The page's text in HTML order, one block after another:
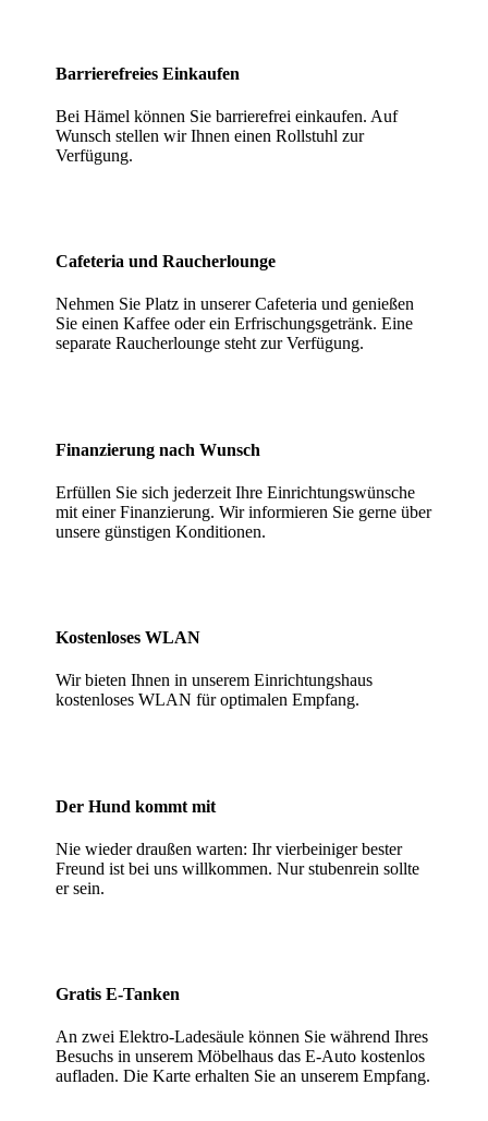
Barrierefreies Einkaufen
Bei Hämel können Sie barrierefrei einkaufen. Auf
Wunsch stellen wir Ihnen einen Rollstuhl zur
Verfügung.
Cafeteria und Raucherlounge
Nehmen Sie Platz in unserer Cafeteria und genießen
Sie einen Kaffee oder ein Erfrischungsgetränk. Eine
separate Raucherlounge steht zur Verfügung.
Finanzierung nach Wunsch
Erfüllen Sie sich jederzeit Ihre Einrichtungswünsche
mit einer Finanzierung. Wir informieren Sie gerne über
unsere günstigen Konditionen.
Kostenloses WLAN
Wir bieten Ihnen in unserem Einrichtungshaus
kostenloses WLAN für optimalen Empfang.
Der Hund kommt mit
Nie wieder draußen warten: Ihr vierbeiniger bester
Freund ist bei uns willkommen. Nur stubenrein sollte
er sein.
Gratis E-Tanken
An zwei Elektro-Ladesäule können Sie während Ihres
Besuchs in unserem Möbelhaus das E-Auto kostenlos
aufladen. Die Karte erhalten Sie an unserem Empfang.